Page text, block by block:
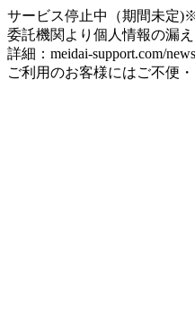
サービス停止中（期間未定
委託機関より個人情報の漏え
詳細：meidai-support.com/
ご利用のお客様にはご不便